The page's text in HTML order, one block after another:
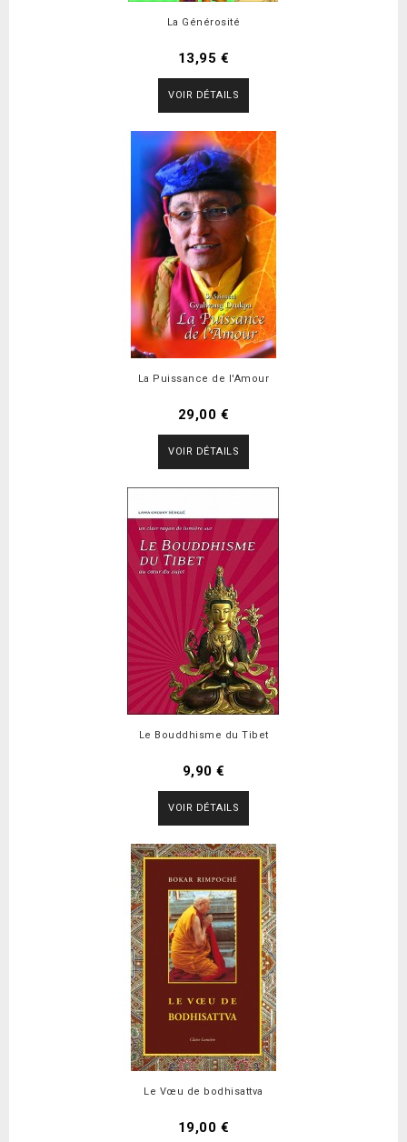
La Générosité
13,95 €
VOIR DÉTAILS
La Puissance de l'Amour
29,00 €
VOIR DÉTAILS
Le Bouddhisme du Tibet
9,90 €
VOIR DÉTAILS
Le Vœu de bodhisattva
19,00 €